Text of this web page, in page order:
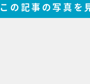
この記事の写真を